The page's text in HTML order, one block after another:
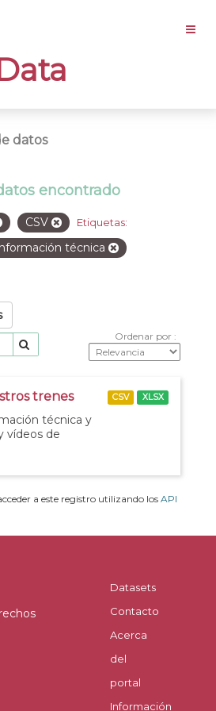
datos
encontrado
CSV Etiquetas:
técnica
Ordenar por
trenes
técnica y
vídeos de
CSV XLSX
a este registro utilizando los API
Datasets
Contacto
Acerca
del
portal
Información